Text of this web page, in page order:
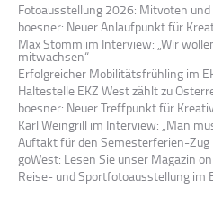
Fotoausstellung 2026: Mitvoten
boesner: Neuer Anlaufpunkt für
Max Stomm im Interview: „Wir
mitwachsen“
Erfolgreicher Mobilitätsfrühling im
Haltestelle EKZ West zählt zu
boesner: Neuer Treffpunkt für
Karl Weingrill im Interview: „Man
Auftakt für den Semesterferien-Zug
goWest: Lesen Sie unser Magazin
Reise- und Sportfotoausstellung im